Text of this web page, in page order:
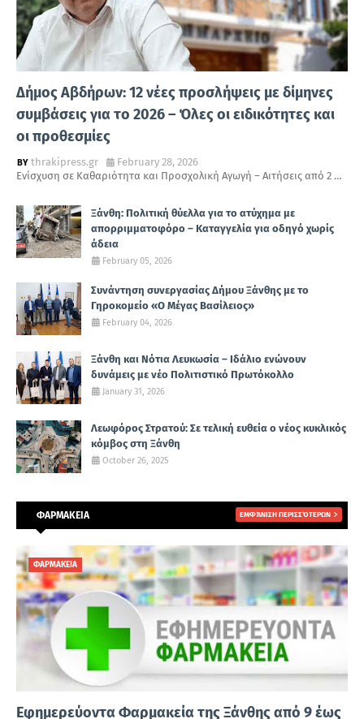
Δήμος Αβδήρων: 12 νέες προσλήψεις με δίμηνες
συμβάσεις για το 2026 – Όλες οι ειδικότητες και
οι προθεσμίες
thrakipress.gr
February 28, 2026
Ενίσχυση σε Καθαριότητα και Προσχολική Αγωγή – Αιτήσεις από 2 …
Ξάνθη: Πολιτική θύελλα για το ατύχημα με
απορριμματοφόρο – Καταγγελία για οδηγό χωρίς
άδεια
February 05, 2026
Συνάντηση συνεργασίας Δήμου Ξάνθης με το
Γηροκομείο «Ο Μέγας Βασίλειος»
February 04, 2026
Ξάνθη και Νότια Λευκωσία – Ιδάλιο ενώνουν
δυνάμεις με νέο Πολιτιστικό Πρωτόκολλο
January 31, 2026
Λεωφόρος Στρατού: Σε τελική ευθεία ο νέος κυκλικός
κόμβος στη Ξάνθη
October 26, 2025
ΦΑΡΜΑΚΕΙΑ ΕΜΦΆΝΙΣΗ ΠΕΡΙΣΣΌΤΕΡΩΝ
ΦΑΡΜΑΚΕΙΑ
Εφημερεύοντα Φαρμακεία της Ξάνθης από 9 έως